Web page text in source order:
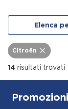
Elenca
Citroën
14 risultati trovati
Promozioni